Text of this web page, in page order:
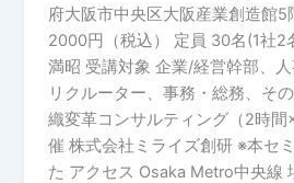
府大阪市中央区大阪産業創造館5
2000円（税込） 定員 30名(1社2
満昭 受講対象 企業/経営幹部、
リクルーター、事務・総務、そ
織変革コンサルティング（2時間
催 株式会社ミライズ創研 ※本セ
た アクセス Osaka Metro中央